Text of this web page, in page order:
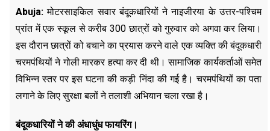
Abuja:मोटरसाइकिल सवार बंदूकधारियों ने नाइजीरया के उत्तर-पश्चिम
प्रांत में एक स्कूल से करीब 300 छात्रों को गुरुवार को अगवा कर लिया।
इस दौरान छात्रों को बचाने का प्रयास करने वाले एक व्यक्ति की बंदूकधारी
चरमपंथियों ने गोली मारकर हत्या कर दी थी। सामाजिक कार्यकर्ताओं समेत
विभिन्न स्तर पर इस घटना की कड़ी निंदा की गई है। चरमपंथियों का पता
लगाने के लिए सुरक्षा बलों ने तलाशी अभियान चला रखा है।
बंदूकधारियों ने की अंधाधुंध फायरिंग।